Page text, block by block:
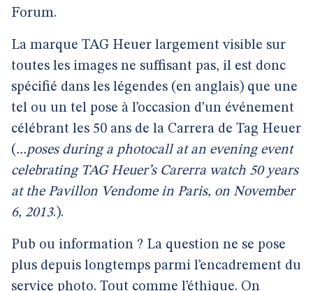
Forum.
La marque TAG Heuer largement visible sur
toutes les images ne suffisant pas, il est donc
spécifié dans les légendes (en anglais) que une
tel ou un tel pose à l’occasion d’un événement
célébrant les 50 ans de la Carrera de Tag Heuer
(...poses during a photocall at an evening event
celebrating TAG Heuer’s Carerra watch 50 years
at the Pavillon Vendome in Paris, on November
6, 2013.).
Pub ou information ? La question ne se pose
plus depuis longtemps parmi l’encadrement du
service photo. Tout comme l’éthique. On